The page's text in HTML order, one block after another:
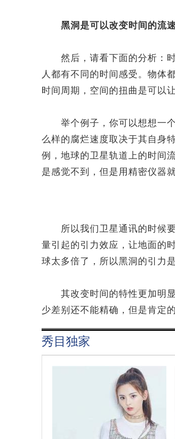
黑洞是可以改变时间的流
然后，请看下面的分析：时
人都有不同的时间感受。物体
时间周期，空间的扭曲是可以
举个例子，你可以想想一个
么样的腐烂速度取决于其自身
例，地球的卫星轨道上的时间
是感觉不到，但是用精密仪器
所以我们卫星通讯的时候要
量引起的引力效应，让地面的
球太多倍了，所以黑洞的引力
其改变时间的特性更加明显
少差别还不能精确，但是肯定
秀目独家